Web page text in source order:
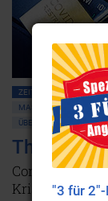
ZEITENSCHRIFT NR.
MASSENMEDIEN •
ÜBERWACHUNG • MIND
The Great
Corona hat
Krise mehr
"3 für